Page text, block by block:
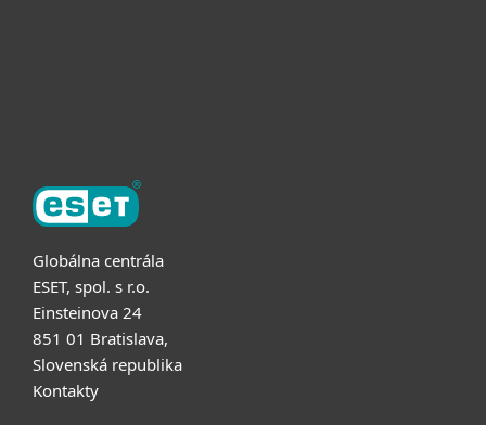
Globálna centrála
ESET, spol. s r.o.
Einsteinova 24
851 01 Bratislava,
Slovenská republika
Kontakty